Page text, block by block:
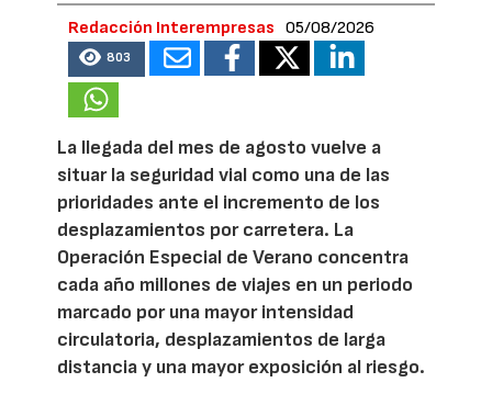
Redacción Interempresas 05/08/2026
803
La llegada del mes de agosto vuelve a
situar la seguridad vial como una de las
prioridades ante el incremento de los
desplazamientos por carretera. La
Operación Especial de Verano concentra
cada año millones de viajes en un periodo
marcado por una mayor intensidad
circulatoria, desplazamientos de larga
distancia y una mayor exposición al riesgo.